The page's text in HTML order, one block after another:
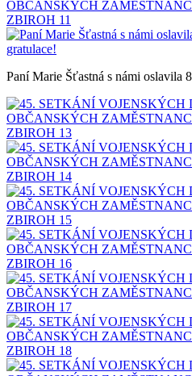
Paní Marie Šťastná s námi oslavila